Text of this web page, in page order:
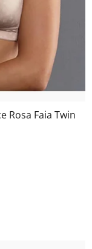
Rosa Faia Twin